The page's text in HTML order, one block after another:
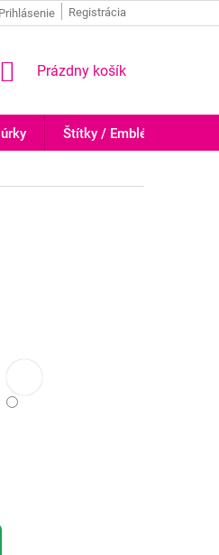
Registrácia
Prihlásenie
NÁKUPNÝ
Prázdny košík
Štítky / Emblémy